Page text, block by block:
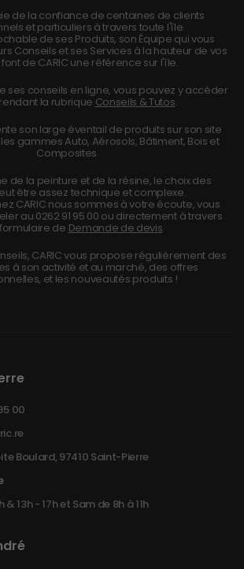
de la confiance de centaines de clients
et particuliers à travers toute l'île.
de ses Produits, son Équipe qui vous
Conseils et ses Services à la hauteur de vos
de CARIC une référence sur l'île.
ses conseils en ligne, vous pouvez y accéder
la rubrique Conseils & Tutos.
son large éventail de produits sur son site
gammes Auto, Aérosols, Bâtiment, Bois et
Composites.
de la peinture et de la résine, le choix des
être assez technique et complexe.
CARIC nous sommes à votre écoute, vous
au 0262 91 95 00 ou directement à travers
de Demande de devis.
CARIC vous propose régulièrement des
à son activité et au marché, des offres
et les nouveautés produits !
00
Boulard, 97410 Saint-Pierre
& 13h - 17h et Sam de 8h à 11h